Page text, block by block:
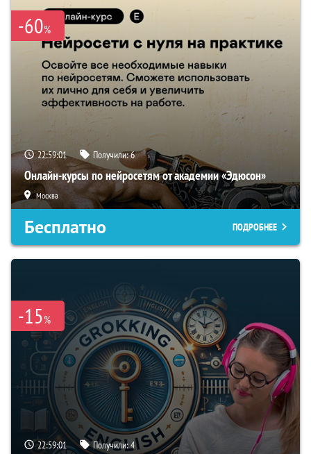
-60%
22:59:00 Получили:6
Онлайн-курсы по нейросетям от академии «Эдюсон»
Москва
Бесплатно ПОДРОБНЕЕ
-15%
22:59:00 Получили:4